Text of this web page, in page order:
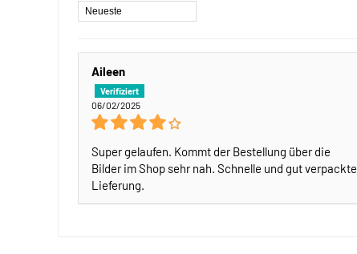
Sort by
Aileen
06/02/2025
Super gelaufen. Kommt der Bestellung über die
Bilder im Shop sehr nah. Schnelle und gut verpackte
Lieferung.